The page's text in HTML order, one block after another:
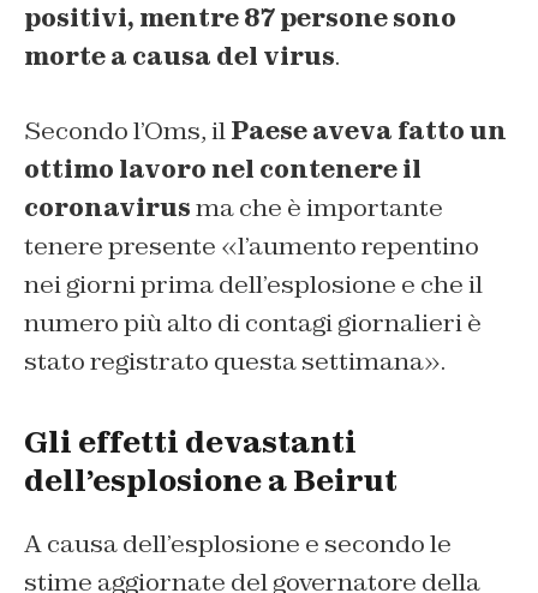
positivi, mentre 87 persone sono
morte a causa del virus.
Secondo l’Oms, ilPaese aveva fatto un
ottimo lavoro nel contenere il
coronavirusma che è importante
tenere presente «l’aumento repentino
nei giorni prima dell’esplosione e che il
numero più alto di contagi giornalieri è
stato registrato questa settimana».
Gli effetti devastanti
dell’esplosione a Beirut
A causa dell’esplosione e secondo le
stime aggiornate del governatore della